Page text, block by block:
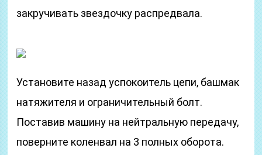
закручивать звездочку распредвала.
Установите назад успокоитель цепи, башмак
натяжителя и ограничительный болт.
Поставив машину на нейтральную передачу,
поверните коленвал на 3 полных оборота.